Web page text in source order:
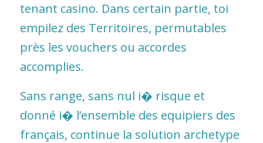
tenant casino. Dans certain partie, toi
empilez des Territoires, permutables
près les vouchers ou accordes
accomplies.
Sans range, sans nul i� risque et
donné i� l’ensemble des equipiers des
français, continue la solution archetype